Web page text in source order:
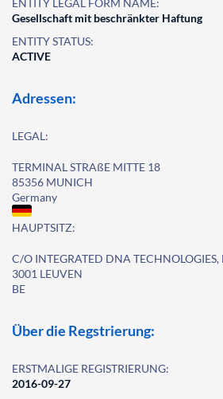
ENTITY LEGAL FORM NAME:
Gesellschaft mit beschränkter Haftung
ENTITY STATUS:
ACTIVE
Adressen:
LEGAL:
TERMINAL STRAßE MITTE 18
85356 MUNICH
Germany
HAUPTSITZ:
C/O INTEGRATED DNA TECHNOLOGIES,
3001 LEUVEN
BE
Über die Regstrierung:
ERSTMALIGE REGISTRIERUNG:
2016-09-27